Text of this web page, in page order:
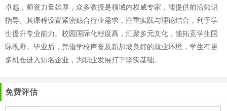
卓越，师资力量雄厚，众多教授是领域内权威专家，能提供前沿知识
指导。其课程设置紧密贴合行业需求，注重实践与理论结合，利于学
生提升专业能力。校园国际化程度高，汇聚多元文化，能拓宽学生国
际视野。毕业后，凭借学校声誉及新加坡良好的就业环境，学生有更
多机会进入知名企业，为职业发展打下坚实基础。
免费评估